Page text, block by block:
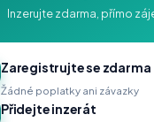
Inzerujte zdarma, přímo
Zaregistrujte se zdarma
Žádné poplatky ani závazky
Přidejte inzerát